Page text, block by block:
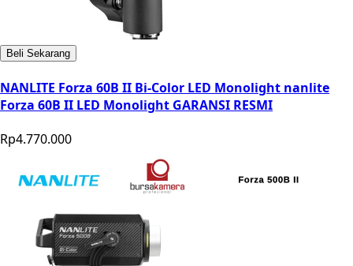
Beli Sekarang
NANLITE Forza 60B II Bi-Color LED Monolight nanlite
Forza 60B II LED Monolight GARANSI RESMI
Rp4.770.000